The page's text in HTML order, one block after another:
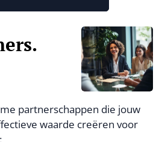
partnerschappen die jouw
waarde creëren voor